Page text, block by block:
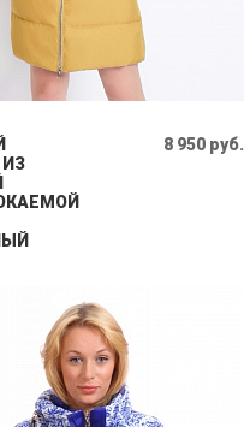
ИЗ
8 950 руб.